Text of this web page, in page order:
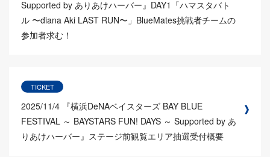
Supported by ありあけハーバー』DAY1「ハマスタバト
ル 〜diana Aki LAST RUN〜」BlueMates挑戦者チームの
参加者求む！
TICKET
2025/11/4 『横浜DeNAベイスターズ BAY BLUE
FESTIVAL ～ BAYSTARS FUN! DAYS ～ Supported by あ
りあけハーバー』ステージ前観覧エリア抽選受付概要